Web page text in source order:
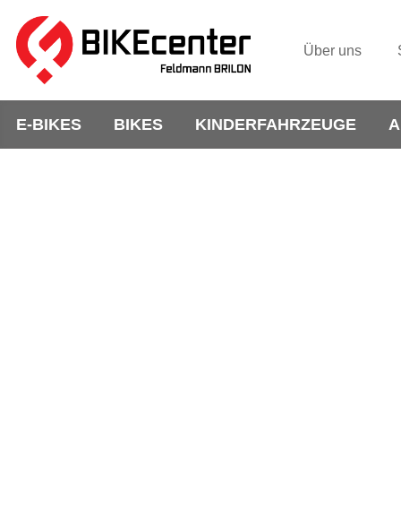
Über uns
E-BIKES BIKES KINDERFAHRZEUGE